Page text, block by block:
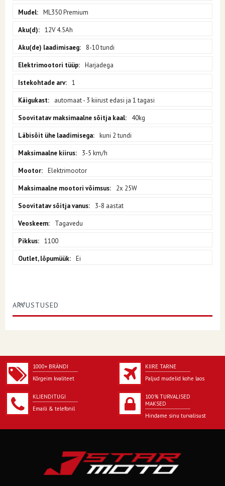
ML350 Premium
12V 4.5Ah
8-10 tundi
Harjadega
1
automaat - 3 kiirust edasi ja 1 tagasi
40kg
kuni 2 tundi
3-5 km/h
Elektrimootor
2x 25W
3-8 aastat
Tagavedu
1100
Ei
ARVUSTUSED
1000+ BRÄNDI
Kõrgeim kvaliteet
KIIRE TARNE
Paljud mudelid kohe laos
KLIENDITUGI
Emaili & telefonil
100% TURVALISED
MAKSED
Hindame sinu turvalisust